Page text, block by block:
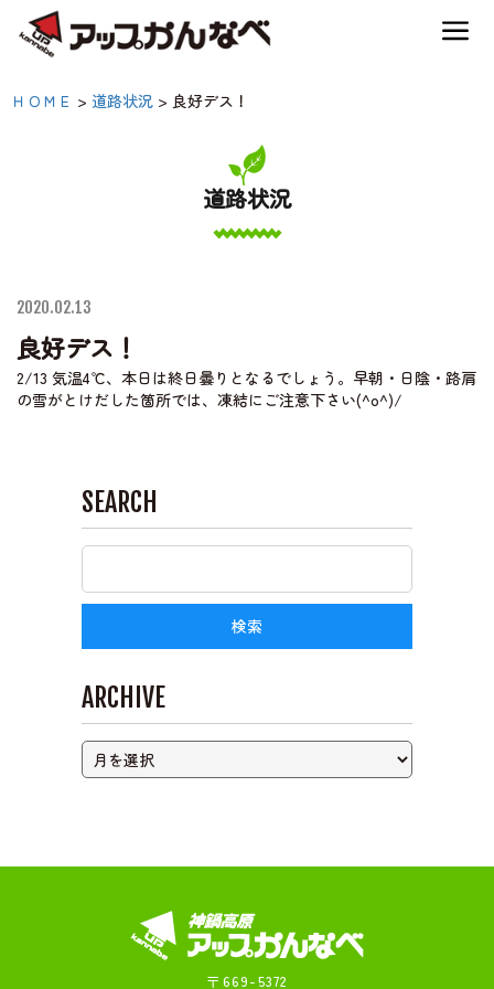
良好デス！|【公式】アッ
プかんなべ｜兵庫県豊岡
市・関西 アウトドア・
キャンプ場・熱気球・高
夏のスキー場も「かなり遊べる」！
神鍋高原アクティビティ
宿泊案内
ＨＯＭＥ > 道路状況 > 良好デス！
道路状況
2020.02.13
良好デス！
2/13 気温4℃、本日は終日曇りとなるでしょう。早朝・日陰・路肩
の雪がとけだした箇所では、凍結にご注意下さい(^o^)/
SEARCH
ARCHIVE
〒669-5372